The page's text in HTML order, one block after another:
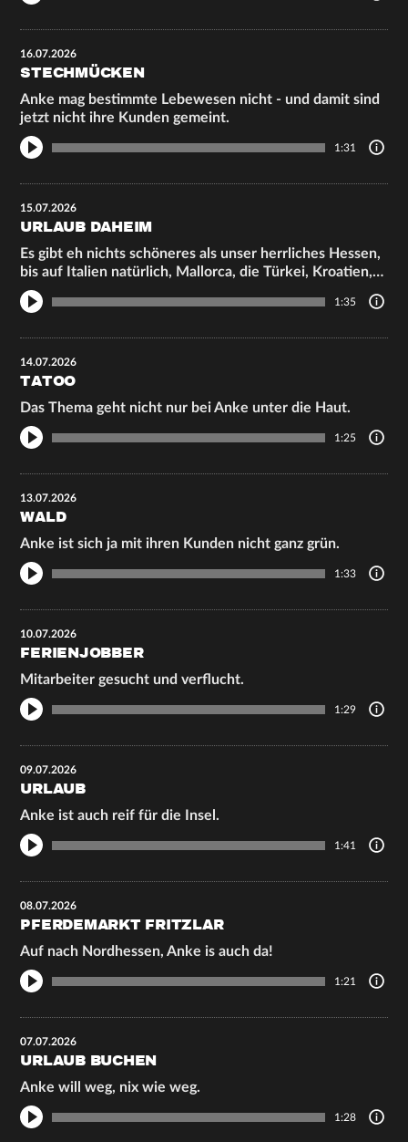
16.07.2026
STECHMÜCKEN
Anke mag bestimmte Lebewesen nicht - und damit sind
jetzt nicht ihre Kunden gemeint.
1:31
15.07.2026
URLAUB DAHEIM
Es gibt eh nichts schöneres als unser herrliches Hessen,
bis auf Italien natürlich, Mallorca, die Türkei, Kroatien,…
1:35
14.07.2026
TATOO
Das Thema geht nicht nur bei Anke unter die Haut.
1:25
13.07.2026
WALD
Anke ist sich ja mit ihren Kunden nicht ganz grün.
1:33
10.07.2026
FERIENJOBBER
Mitarbeiter gesucht und verflucht.
1:29
09.07.2026
URLAUB
Anke ist auch reif für die Insel.
1:41
08.07.2026
PFERDEMARKT FRITZLAR
Auf nach Nordhessen, Anke is auch da!
1:21
07.07.2026
URLAUB BUCHEN
Anke will weg, nix wie weg.
1:28